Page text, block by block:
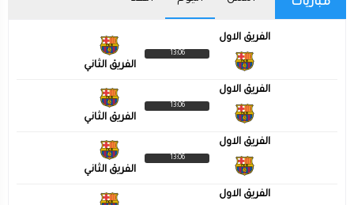
مباريات
الفريق الاول
13:06
الفريق الثاني
الفريق الاول
13:06
الفريق الثاني
الفريق الاول
13:06
الفريق الثاني
الفريق الاول